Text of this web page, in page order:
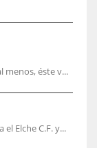
menos, éste v...
Elche C.F. y...